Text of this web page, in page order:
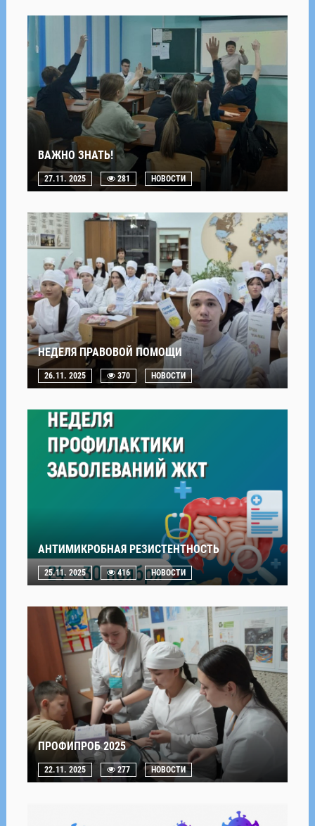
ВАЖНО ЗНАТЬ!
27.11. 2025 281 НОВОСТИ
НЕДЕЛЯ ПРАВОВОЙ ПОМОЩИ
26.11. 2025 370 НОВОСТИ
АНТИМИКРОБНАЯ РЕЗИСТЕНТНОСТЬ
25.11. 2025 416 НОВОСТИ
ПРОФИПРОБ 2025
22.11. 2025 277 НОВОСТИ